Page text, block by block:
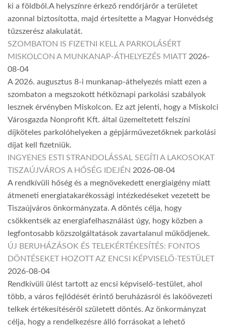
ki a földből.A helyszínre érkező rendőrjárőr a területet
azonnal biztosította, majd értesítette a Magyar Honvédség
tűzszerész alakulatát.
SZOMBATON IS FIZETNI KELL A PARKOLÁSÉRT
MISKOLCON A MUNKANAP-ÁTHELYEZÉS MIATT 2026-
08-04
A 2026. augusztus 8-i munkanap-áthelyezés miatt ezen a
szombaton a megszokott hétköznapi parkolási szabályok
lesznek érvényben Miskolcon. Ez azt jelenti, hogy a Miskolci
Városgazda Nonprofit Kft. által üzemeltetett felszíni
díjköteles parkolóhelyeken a gépjárművezetőknek parkolási
díjat kell fizetniük.
INGYENES ESTI STRANDOLÁSSAL SEGÍTI A LAKOSOKAT
TISZAÚJVÁROS A HŐSÉG IDEJÉN 2026-08-04
A rendkívüli hőség és a megnövekedett energiaigény miatt
átmeneti energiatakarékossági intézkedéseket vezetett be
Tiszaújváros önkormányzata. A döntés célja, hogy
csökkentsék az energiafelhasználást úgy, hogy közben a
legfontosabb közszolgáltatások zavartalanul működjenek.
ÚJ BERUHÁZÁSOK ÉS TELEKÉRTÉKESÍTÉS: FONTOS
DÖNTÉSEKET HOZOTT AZ ENCSI KÉPVISELŐ-TESTÜLET
2026-08-04
Rendkívüli ülést tartott az encsi képviselő-testület, ahol
több, a város fejlődését érintő beruházásról és lakóövezeti
telkek értékesítéséről született döntés. Az önkormányzat
célja, hogy a rendelkezésre álló forrásokat a lehető